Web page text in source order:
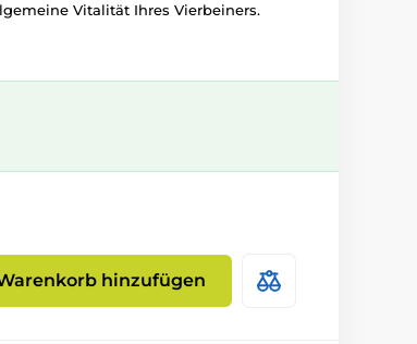
Vitalität Ihres Vierbeiners.
hinzufügen